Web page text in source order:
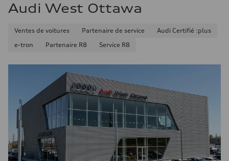
Audi West Ottawa
Ventes de voitures Partenaire de service
Audi Certifié :plus
e-tron
Partenaire R8 Service R8